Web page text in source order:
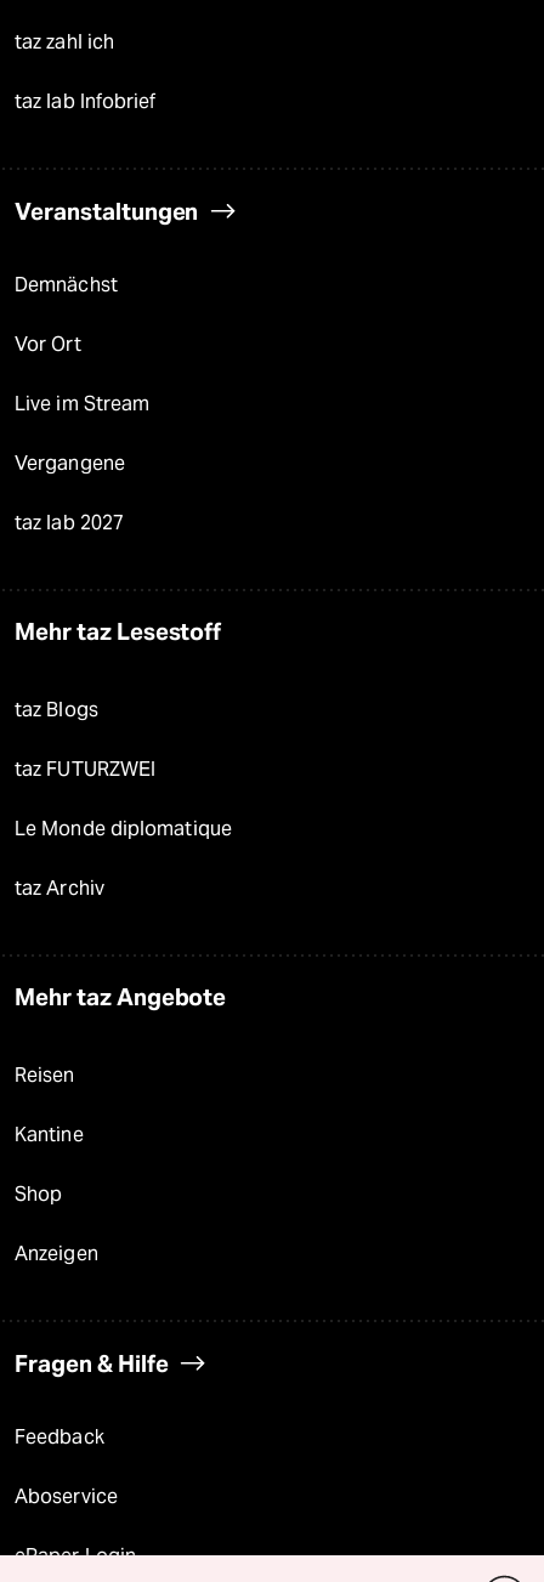
taz zahl ich
taz lab Infobrief
Veranstaltungen
Demnächst
Vor Ort
Live im Stream
Vergangene
taz lab 2027
Mehr taz Lesestoff
taz Blogs
taz FUTURZWEI
Le Monde diplomatique
taz Archiv
Mehr taz Angebote
Reisen
Kantine
Shop
Anzeigen
Fragen & Hilfe
Feedback
Aboservice
ePaper Login